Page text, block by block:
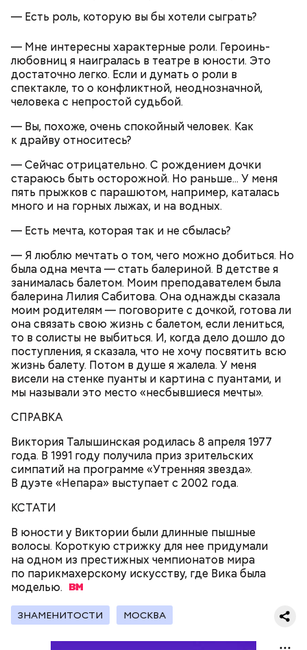
— Есть роль, которую вы бы хотели сыграть?
— Мне интересны характерные роли. Героинь-
любовниц я наигралась в театре в юности. Это
достаточно легко. Если и думать о роли в
спектакле, то о конфликтной, неоднозначной,
человека с непростой судьбой.
— Вы, похоже, очень спокойный человек. Как
к драйву относитесь?
— Сейчас отрицательно. С рождением дочки
стараюсь быть осторожной. Но раньше... У меня
пять прыжков с парашютом, например, каталась
много и на горных лыжах, и на водных.
— Есть мечта, которая так и не сбылась?
— Я люблю мечтать о том, чего можно добиться. Но
была одна мечта — стать балериной. В детстве я
занималась балетом. Моим преподавателем была
балерина Лилия Сабитова. Она однажды сказала
моим родителям — поговорите с дочкой, готова ли
она связать свою жизнь с балетом, если лениться,
то в солисты не выбиться. И, когда дело дошло до
поступления, я сказала, что не хочу посвятить всю
жизнь балету. Потом в душе я жалела. У меня
висели на стенке пуанты и картина с пуантами, и
мы называли это место «несбывшиеся мечты».
СПРАВКА
Виктория Талышинская родилась 8 апреля 1977
года. В 1991 году получила приз зрительских
симпатий на программе «Утренняя звезда».
В дуэте «Непара» выступает с 2002 года.
КСТАТИ
В юности у Виктории были длинные пышные
волосы. Короткую стрижку для нее придумали
на одном из престижных чемпионатов мира
по парикмахерскому искусству, где Вика была
моделью.
ЗНАМЕНИТОСТИ МОСКВА
А еще, удержав меч палача, святой Николай спас от
смерти трех мужей, невинно осужденных
корыстолюбивым градоначальником.
За свою земную жизнь он совершил множество
добрых дел во славу Божию.
Бар (Бари), где находятся и поныне.
2-3 картофелины,
1 некрупное яблоко,
1 некрупный помидор,
2 корня сельдерея,
салатная заправка.
Очищенный сырой салатный сельдерей
нашинковать соломкой. Яблоки очистить от
кожицы и семян, нарезать ломтиками. Так же
нарезать вареный картофель. Продукты
в салатник горкой и украсить веточками
сельдерея, кусочками свежих помидоров и
ломтиками яблок.
Кабачки в овощном соусе